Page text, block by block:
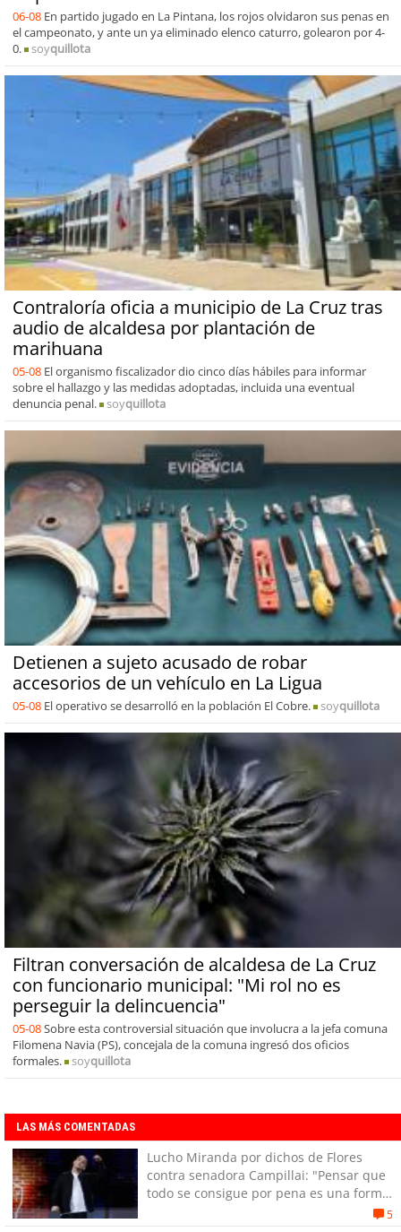
06-08 En partido jugado en La Pintana, los rojos olvidaron sus penas en
el campeonato, y ante un ya eliminado elenco caturro, golearon por 4-
0.
soyquillota
Contraloría oficia a municipio de La Cruz tras
audio de alcaldesa por plantación de
marihuana
05-08 El organismo fiscalizador dio cinco días hábiles para informar
sobre el hallazgo y las medidas adoptadas, incluida una eventual
denuncia penal.
soyquillota
Detienen a sujeto acusado de robar
accesorios de un vehículo en La Ligua
05-08 El operativo se desarrolló en la población El Cobre. soyquillota
Filtran conversación de alcaldesa de La Cruz
con funcionario municipal: "Mi rol no es
perseguir la delincuencia"
05-08Sobre esta controversial situación que involucra a la jefa comuna
Filomena Navia (PS), concejala de la comuna ingresó dos oficios
formales.
soyquillota
LAS MÁS COMENTADAS
Lucho Miranda por dichos de Flores
contra senadora Campillai: "Pensar que
todo se consigue por pena es una forma
5